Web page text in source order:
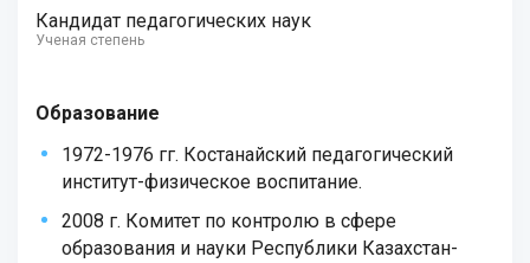
Кандидат педагогических наук
Ученая степень
Образование
1972-1976 гг. Костанайский педагогический
институт-физическое воспитание.
2008 г. Комитет по контролю в сфере
образования и науки Республики Казахстан-